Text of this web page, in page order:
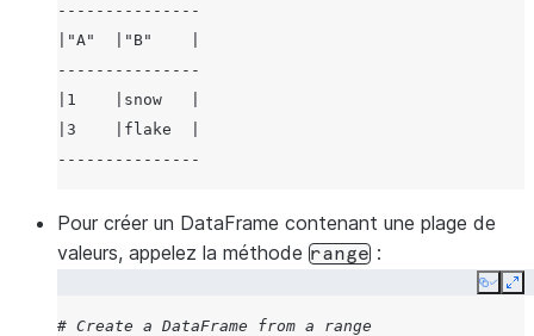
---------------
|"A"  |"B"    |
---------------
|1    |snow   |
|3    |flake  |
---------------
Pour créer un DataFrame contenant une plage de
valeurs, appelez la méthode range :
Copy
# Create a DataFrame from a range